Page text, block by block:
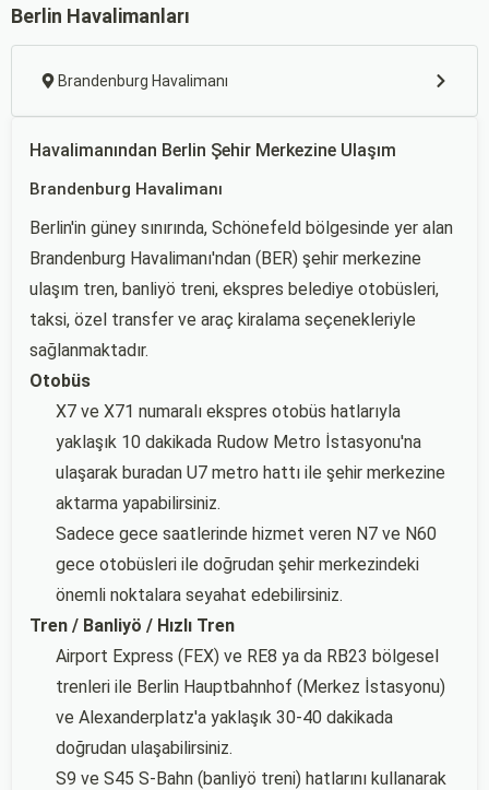
Berlin Havalimanları
Brandenburg Havalimanı
Havalimanından Berlin Şehir Merkezine Ulaşım
Brandenburg Havalimanı
Berlin'in güney sınırında, Schönefeld bölgesinde yer alan
Brandenburg Havalimanı'ndan (BER) şehir merkezine
ulaşım tren, banliyö treni, ekspres belediye otobüsleri,
taksi, özel transfer ve araç kiralama seçenekleriyle
sağlanmaktadır.
Otobüs
X7 ve X71 numaralı ekspres otobüs hatlarıyla
yaklaşık 10 dakikada Rudow Metro İstasyonu'na
ulaşarak buradan U7 metro hattı ile şehir merkezine
aktarma yapabilirsiniz.
Sadece gece saatlerinde hizmet veren N7 ve N60
gece otobüsleri ile doğrudan şehir merkezindeki
önemli noktalara seyahat edebilirsiniz.
Tren / Banliyö / Hızlı Tren
Airport Express (FEX) ve RE8 ya da RB23 bölgesel
trenleri ile Berlin Hauptbahnhof (Merkez İstasyonu)
ve Alexanderplatz'a yaklaşık 30-40 dakikada
doğrudan ulaşabilirsiniz.
S9 ve S45 S-Bahn (banliyö treni) hatlarını kullanarak